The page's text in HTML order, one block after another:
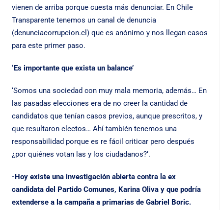
vienen de arriba porque cuesta más denunciar. En Chile
Transparente tenemos un canal de denuncia
(denunciacorrupcion.cl) que es anónimo y nos llegan casos
para este primer paso.
‘Es importante que exista un balance’
‘Somos una sociedad con muy mala memoria, además… En
las pasadas elecciones era de no creer la cantidad de
candidatos que tenían casos previos, aunque prescritos, y
que resultaron electos… Ahí también tenemos una
responsabilidad porque es re fácil criticar pero después
¿por quiénes votan las y los ciudadanos?’.
-Hoy existe una investigación abierta contra la ex
candidata del Partido Comunes, Karina Oliva y que podría
extenderse a la campaña a primarias de Gabriel Boric.